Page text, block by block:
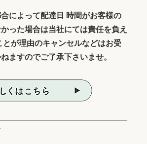
によって配達日 時間がお客様の
った場合は当社にては責任を負え
とが理由のキャンセルなどはお受
ますのでご了承下さいませ。